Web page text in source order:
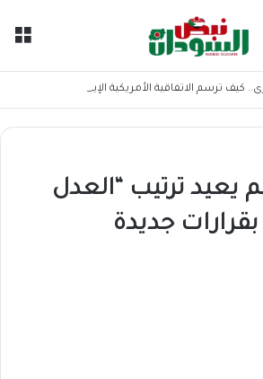
يعيد ترتيب “العدل
جديدة